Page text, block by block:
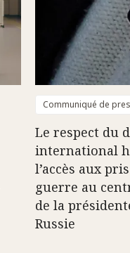
Communiqué de
Le respect du
international
l’accès aux
guerre au
de la
Russie